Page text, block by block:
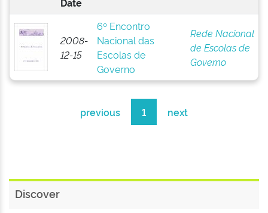
2008-
12-15
6º Encontro
Nacional das
Escolas de
Governo
Rede Nacional
de Escolas de
Governo
previous 1 next
Discover